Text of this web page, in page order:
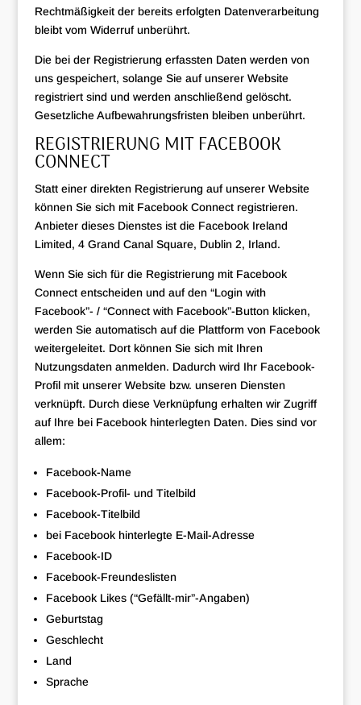
Rechtmäßigkeit der bereits erfolgten Datenverarbeitung
bleibt vom Widerruf unberührt.
Die bei der Registrierung erfassten Daten werden von
uns gespeichert, solange Sie auf unserer Website
registriert sind und werden anschließend gelöscht.
Gesetzliche Aufbewahrungsfristen bleiben unberührt.
REGISTRIERUNG MIT FACEBOOK
CONNECT
Statt einer direkten Registrierung auf unserer Website
können Sie sich mit Facebook Connect registrieren.
Anbieter dieses Dienstes ist die Facebook Ireland
Limited, 4 Grand Canal Square, Dublin 2, Irland.
Wenn Sie sich für die Registrierung mit Facebook
Connect entscheiden und auf den “Login with
Facebook”- / “Connect with Facebook”-Button klicken,
werden Sie automatisch auf die Plattform von Facebook
weitergeleitet. Dort können Sie sich mit Ihren
Nutzungsdaten anmelden. Dadurch wird Ihr Facebook-
Profil mit unserer Website bzw. unseren Diensten
verknüpft. Durch diese Verknüpfung erhalten wir Zugriff
auf Ihre bei Facebook hinterlegten Daten. Dies sind vor
allem:
Facebook-Name
Facebook-Profil- und Titelbild
Facebook-Titelbild
bei Facebook hinterlegte E-Mail-Adresse
Facebook-ID
Facebook-Freundeslisten
Facebook Likes (“Gefällt-mir”-Angaben)
Geburtstag
Geschlecht
Land
Sprache